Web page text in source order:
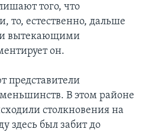
того, что
то, естественно, дальше
вытекающими
он.
представители
В этом районе
столкновения на
здесь был забит до